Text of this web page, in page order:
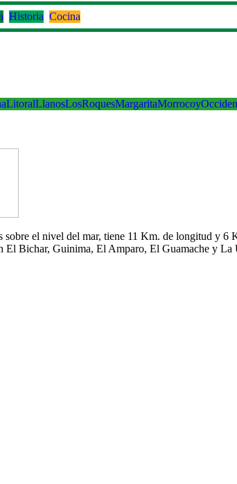
Historia Cocina
LitoralLlanosLosRoquesMargaritaMorrocoy
sobre el nivel del mar, tiene 11 Km. de longitud
El Bichar, Guinima, El Amparo, El Guamache y La